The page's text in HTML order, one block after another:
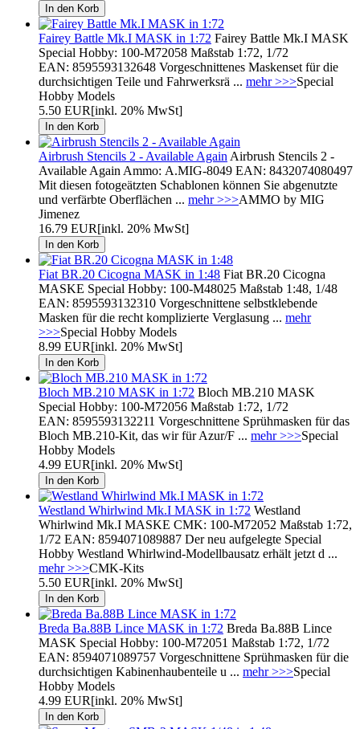
Fairey Battle Mk.I MASK in 1:72 Fairey Battle Mk.I MASK
Special Hobby: 100-M72058 Maßstab 1:72, 1/72
EAN: 8595593132648 Vorgeschnittenes Maskenset für die
durchsichtigen Teile und Fahrwerksrä ... mehr >>>Special
Hobby Models
5.50 EUR[inkl. 20% MwSt]
Airbrush Stencils 2 - Available Again Airbrush Stencils 2 -
Available Again Ammo: A.MIG-8049 EAN: 8432074080497
Mit diesen fotogeätzten Schablonen können Sie abgenutzte
und verfärbte Oberflächen ... mehr >>>AMMO by MIG
Jimenez
16.79 EUR[inkl. 20% MwSt]
Fiat BR.20 Cicogna MASK in 1:48 Fiat BR.20 Cicogna
MASKE Special Hobby: 100-M48025 Maßstab 1:48, 1/48
EAN: 8595593132310 Vorgeschnittene selbstklebende
Masken für die recht komplizierte Verglasung ... mehr
>>>Special Hobby Models
8.99 EUR[inkl. 20% MwSt]
Bloch MB.210 MASK in 1:72 Bloch MB.210 MASK
Special Hobby: 100-M72056 Maßstab 1:72, 1/72
EAN: 8595593132211 Vorgeschnittene Sprühmasken für das
Bloch MB.210-Kit, das wir für Azur/F ... mehr >>>Special
Hobby Models
4.99 EUR[inkl. 20% MwSt]
Westland Whirlwind Mk.I MASK in 1:72 Westland
Whirlwind Mk.I MASKE CMK: 100-M72052 Maßstab 1:72,
1/72 EAN: 8594071089887 Der neu aufgelegte Special
Hobby Westland Whirlwind-Modellbausatz erhält jetzt d ...
mehr >>>CMK-Kits
5.50 EUR[inkl. 20% MwSt]
Breda Ba.88B Lince MASK in 1:72 Breda Ba.88B Lince
MASK Special Hobby: 100-M72051 Maßstab 1:72, 1/72
EAN: 8594071089757 Vorgeschnittene Sprühmasken für die
durchsichtigen Kabinenhaubenteile u ... mehr >>>Special
Hobby Models
4.99 EUR[inkl. 20% MwSt]